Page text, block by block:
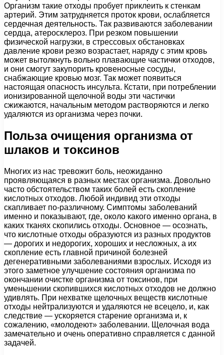
Организм такие отходы пробует приклеить к стенкам
артерий. Этим затрудняется проток крови, ослабляется
сердечная деятельность. Так развиваются заболевании
сердца, атеросклероз. При резком повышении
физической нагрузки, в стрессовых обстановках
давление крови резко возрастает, наряду с этим кровь
может вытолкнуть вольно плавающие частички отходов,
и они смогут закупорить кровеносные сосуды,
снабжающие кровью мозг. Так может появиться
настоящая опасность инсульта. Кстати, при потреблении
ионизированной щелочной воды эти частички
сжижаются, начальным методом растворяются и легко
удаляются из организма через почки.
Польза очищения организма от
шлаков и токсинов
Многих из нас тревожит боль, неожиданно
проявляющаяся в разных местах организма. Довольно
часто обстоятельством таких болей есть скопление
кислотных отходов. Любой индивид эти отходы
скапливает по-различному. Симптомы заболеваний
именно и показывают, где, около какого именно органа, в
каких тканях скопились отходы. Основное — осознать,
что кислотные отходы образуются из разных продуктов
— дорогих и недорогих, хороших и несложных, а их
скопление есть главной причиной болезней
дегенеративными заболеваниями взрослых. Исходя из
этого заметное улучшение состояния организма по
окончании очистке организма от токсинов, при
уменьшении скопившихся кислотных отходов не должно
удивлять. При нехватке щелочных веществ кислотные
отходы нейтрализуются и удаляются не всецело, и, как
следствие — ускоряется старение организма и, к
сожалению, «молодеют» заболевании. Щелочная вода
замечательно и очень оперативно справляется с данной
задачей.